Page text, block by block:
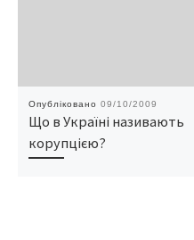
Опубліковано 09/10/2009
Що в Україні називають
корупцією?